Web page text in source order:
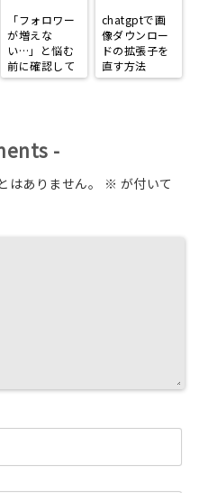
「フォロワー
が増えな
い…」と悩む
前に確認して
ほしい、
chatgptで画
像ダウンロー
ドの拡張子を
直す方法
-
ありません。 ※ が付いて